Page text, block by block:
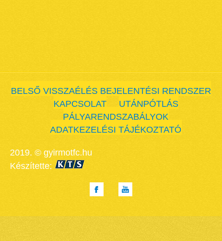
BELSŐ VISSZAÉLÉS BEJELENTÉSI RENDSZER
KAPCSOLAT
UTÁNPÓTLÁS
PÁLYARENDSZABÁLYOK
ADATKEZELÉSI TÁJÉKOZTATÓ
2019. © gyirmotfc.hu
Készítette: